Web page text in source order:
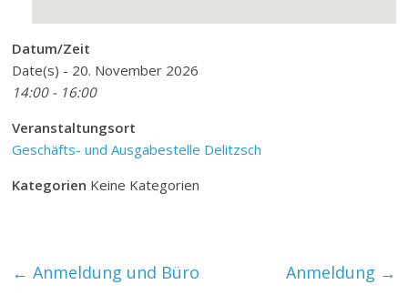
Datum/Zeit
Date(s) - 20. November 2026
14:00 - 16:00
Veranstaltungsort
Geschäfts- und Ausgabestelle Delitzsch
Kategorien Keine Kategorien
← Anmeldung und Büro Anmeldung →